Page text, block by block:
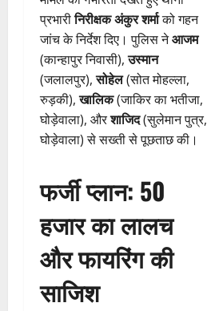
प्रभारीनिरीक्षक अंकुर शर्माको गहन
जांच के निर्देश दिए। पुलिस नेआजम
(कान्हापुर निवासी),उस्मान
(जलालपुर),सोहेल(सोत मोहल्ला,
रुड़की),खालिक(जाकिर का भतीजा,
घोड़ेवाला), औरशाजिद(सुलेमान पुत्र,
घोड़ेवाला) से सख्ती से पूछताछ की।
फर्जी प्लान: 50
हजार का लालच
और फायरिंग की
साजिश